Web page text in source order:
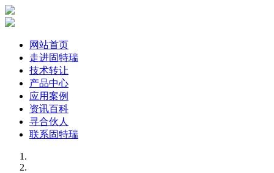
网站首页
走进固特瑞
技术转让
产品中心
应用案例
资讯百科
寻合伙人
联系固特瑞